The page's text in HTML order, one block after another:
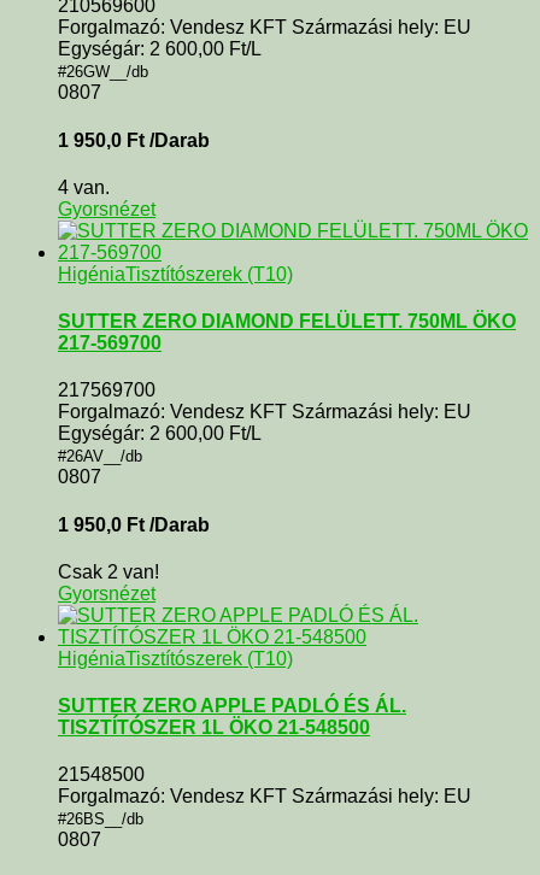
210569600
Forgalmazó: Vendesz KFT Származási hely: EU
Egységár: 2 600,00 Ft/L
#26GW__/db
0807
1 950,0 Ft /Darab
4 van.
Gyorsnézet
HigéniaTisztítószerek (T10)
SUTTER ZERO DIAMOND FELÜLETT. 750ML ÖKO
217-569700
217569700
Forgalmazó: Vendesz KFT Származási hely: EU
Egységár: 2 600,00 Ft/L
#26AV__/db
0807
1 950,0 Ft /Darab
Csak 2 van!
Gyorsnézet
HigéniaTisztítószerek (T10)
SUTTER ZERO APPLE PADLÓ ÉS ÁL.
TISZTÍTÓSZER 1L ÖKO 21-548500
21548500
Forgalmazó: Vendesz KFT Származási hely: EU
#26BS__/db
0807